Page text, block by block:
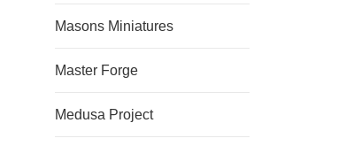
Masons Miniatures
Master Forge
Medusa Project